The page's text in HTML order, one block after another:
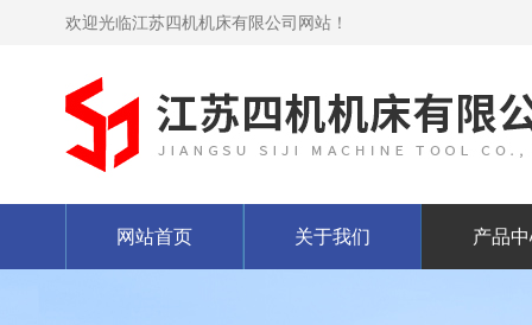
欢迎光临江苏四机机床有限公司网站！
网站首页 关于我们 产品